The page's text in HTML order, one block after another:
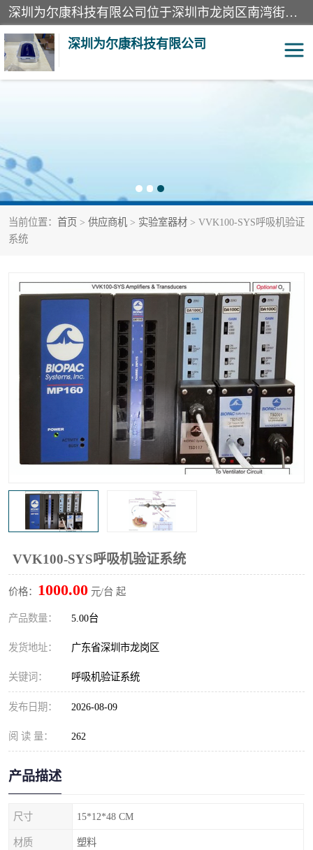
深圳为尔康科技有限公司位于深圳市龙岗区南湾街道。经营范围包括：计算机网络技术开发、技术转让、技术咨询、技术服务；一类医疗器械、通讯设备、机械设备、五金产品、电器产品的销售；二类、三类医疗器械的销售等；主要产品有：无创血压模拟仪、气体检测仪、检测仪、bms1x射线胶片、输液泵分析仪、呼吸机分析仪、心电图机测试仪等产品。
深圳为尔康科技有限公司
当前位置： 首页 > 供应商机 > 实验室器材 > VVK100-SYS呼吸机验证
系统
VVK100-SYS呼吸机验证系统
价格： 1000.00 元/台 起
产品数量： 5.00台
发货地址： 广东省深圳市龙岗区
关键词： 呼吸机验证系统
发布日期： 2026-08-09
阅 读 量： 262
产品描述
尺寸 15*12*48 CM
材质 塑料
模拟器
测试卡
X射线检测仪 声功率计
血透机分析仪 电气分析仪
输液泵分析仪 X射线分析仪